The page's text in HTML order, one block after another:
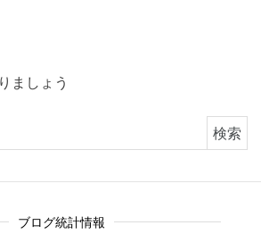
ましょう
ブログ統計情報